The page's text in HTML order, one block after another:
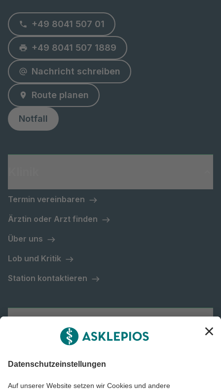
+49 8041 507 01
+49 8041 507 1889
Nachricht schreiben
Route planen
Notfall
Termin vereinbaren
Ärztin oder Arzt finden
Über uns
Lob und Kritik
Station kontaktieren
Asklepios Gruppe